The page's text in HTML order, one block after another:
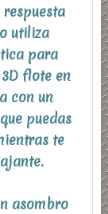
utiliza
para
flote en
con un
puedas
te
asombro